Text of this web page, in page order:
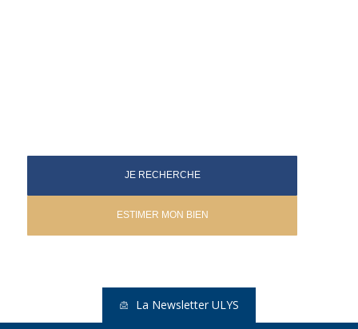
JE RECHERCHE
ESTIMER MON BIEN
La Newsletter ULYS